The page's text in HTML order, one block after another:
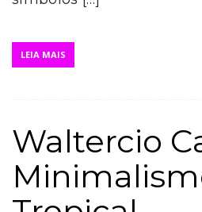
LEIA MAIS
Waltercio